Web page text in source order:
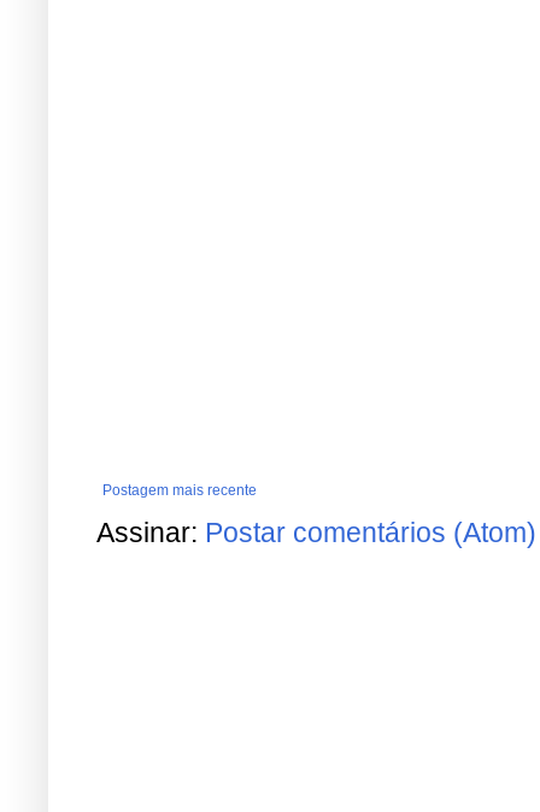
Postagem mais recente
Assinar: Postar comentários (Atom)